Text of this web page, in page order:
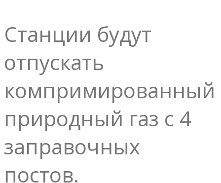
Станции будут
отпускать
компримированный
природный газ с 4
заправочных
постов.